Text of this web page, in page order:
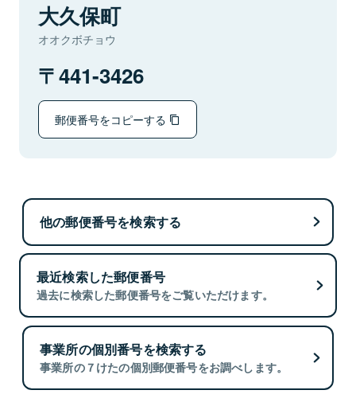
大久保町
オオクボチョウ
441-3426
郵便番号をコピーする
他の郵便番号を検索する
最近検索した郵便番号
過去に検索した郵便番号をご覧いただけます。
事業所の個別番号を検索する
事業所の７けたの個別郵便番号をお調べします。